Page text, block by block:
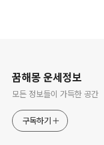
꿈해몽 운세정보
모든 정보들이 가득한 공간
구독하기